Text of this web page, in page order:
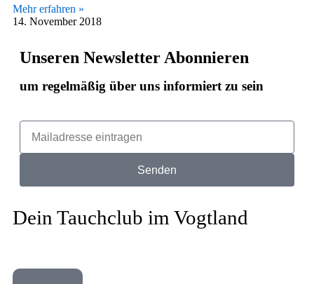
Mehr erfahren »
14. November 2018
Unseren Newsletter Abonnieren
um regelmäßig über uns informiert zu sein
Senden
Dein Tauchclub im Vogtland